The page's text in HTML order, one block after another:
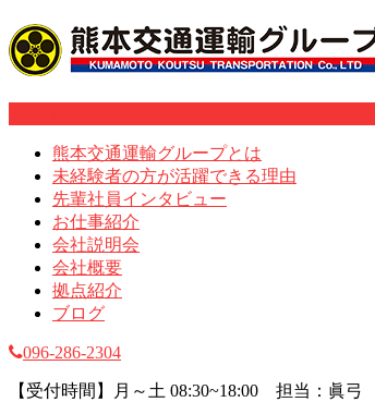
熊本交通運輸グループとは
未経験者の方が活躍できる理由
先輩社員インタビュー
お仕事紹介
会社説明会
会社概要
拠点紹介
ブログ
096-286-2304
【受付時間】月～土 08:30~18:00 担当：眞弓